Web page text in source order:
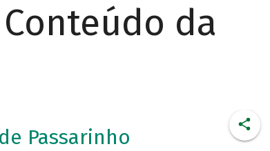
da
Passarinho